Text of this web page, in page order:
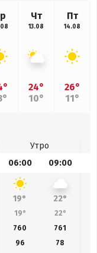
Чт
13.08
24°
10°
Пт
14.08
26°
11°
Утро
06:00 09:00
19° 22°
19° 22°
760 761
96 78